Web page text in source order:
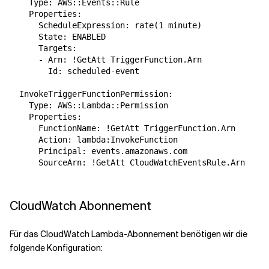
    Type: AWS::Events::Rule
    Properties:
      ScheduleExpression: rate(1 minute)
      State: ENABLED
      Targets:
      - Arn: !GetAtt TriggerFunction.Arn
        Id: scheduled-event
  InvokeTriggerFunctionPermission:
    Type: AWS::Lambda::Permission
    Properties:
      FunctionName: !GetAtt TriggerFunction.Arn
      Action: lambda:InvokeFunction
      Principal: events.amazonaws.com
      SourceArn: !GetAtt CloudWatchEventsRule.Arn
CloudWatch Abonnement
Für das CloudWatch Lambda-Abonnement benötigen wir die
folgende Konfiguration: